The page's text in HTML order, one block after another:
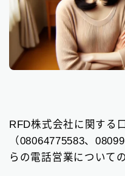
RFD株式会社に関する
（08064775583、
らの電話営業について